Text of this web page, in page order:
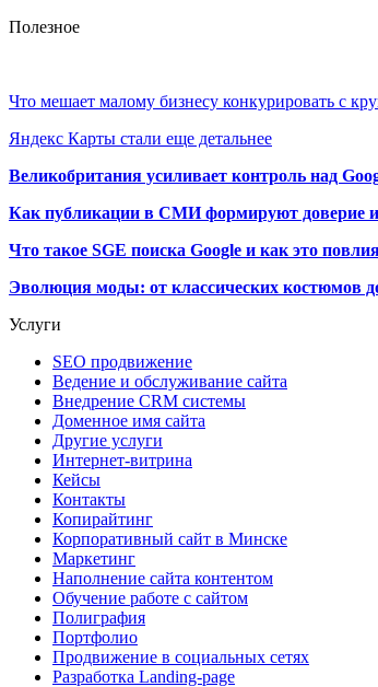
Полезное
Что мешает малому бизнесу конкурировать с
Яндекс Карты стали еще детальнее
Великобритания усиливает контроль над
Как публикации в СМИ формируют доверие
Что такое SGE поиска Google и как это
Эволюция моды: от классических костюмов
Услуги
SEO продвижение
Ведение и обслуживание сайта
Внедрение CRM системы
Доменное имя сайта
Другие услуги
Интернет-витрина
Кейсы
Контакты
Копирайтинг
Корпоративный сайт в Минске
Маркетинг
Наполнение сайта контентом
Обучение работе с сайтом
Полиграфия
Портфолио
Продвижение в социальных сетях
Разработка Landing-page